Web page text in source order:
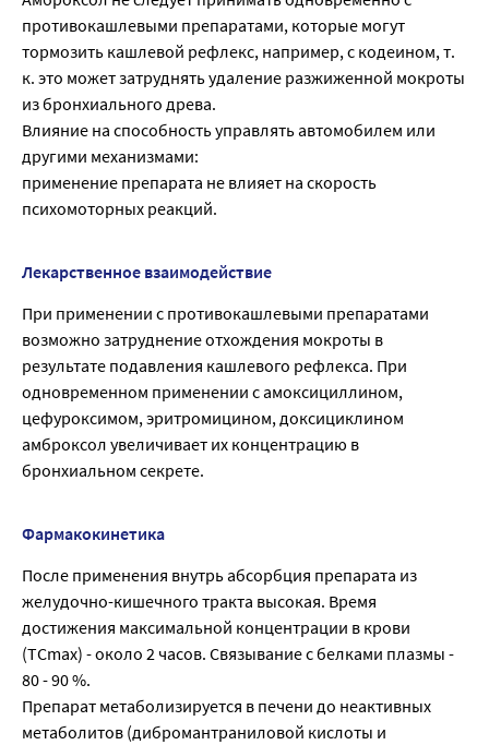
противокашлевыми препаратами, которые могут
тормозить кашлевой рефлекс, например, с кодеином, т.
к. это может затруднять удаление разжиженной мокроты
из бронхиального древа.
Влияние на способность управлять автомобилем или
другими механизмами:
применение препарата не влияет на скорость
психомоторных реакций.
Лекарственное взаимодействие
При применении с противокашлевыми препаратами
возможно затруднение отхождения мокроты в
результате подавления кашлевого рефлекса. При
одновременном применении с амоксициллином,
цефуроксимом, эритромицином, доксициклином
амброксол увеличивает их концентрацию в
бронхиальном секрете.
Фармакокинетика
После применения внутрь абсорбция препарата из
желудочно-кишечного тракта высокая. Время
достижения максимальной концентрации в крови
(ТСmax) - около 2 часов. Связывание с белками плазмы -
80 - 90 %.
Препарат метаболизируется в печени до неактивных
метаболитов (дибромантраниловой кислоты и